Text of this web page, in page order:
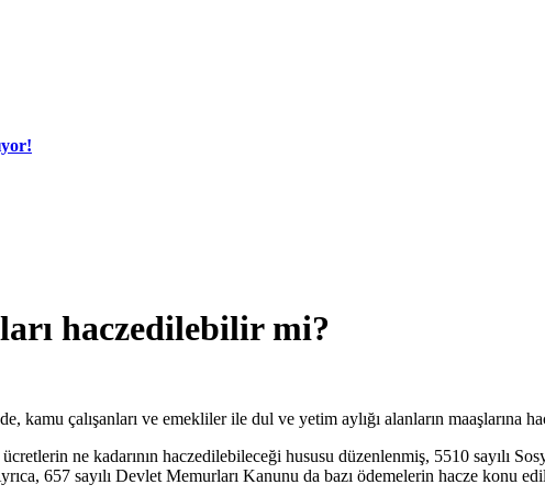
haczedilebilir mi?
kamu çalışanları ve emekliler ile dul ve yetim aylığı alanların maaşlarına
ne kadarının haczedilebileceği hususu düzenlenmiş, 5510 sayılı
657 sayılı Devlet Memurları Kanunu da bazı ödemelerin hacze konu